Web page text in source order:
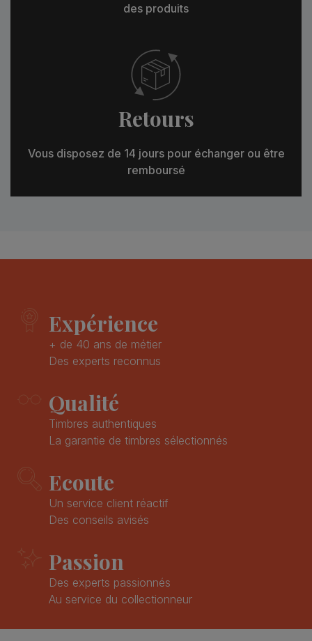
des produits
Retours
Vous disposez de 14 jours pour échanger ou être
remboursé
Expérience
+ de 40 ans de métier
Des experts reconnus
Qualité
Timbres authentiques
La garantie de timbres sélectionnés
Ecoute
Un service client réactif
Des conseils avisés
Passion
Des experts passionnés
Au service du collectionneur